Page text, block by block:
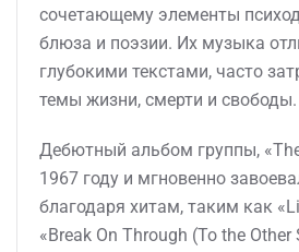
сочетающему элементы
блюза и поэзии. Их музыка
глубокими текстами, часто
темы жизни, смерти и свободы.
Дебютный альбом группы,
1967 году и мгновенно
благодаря хитам, таким как
«Break On Through (To the Other